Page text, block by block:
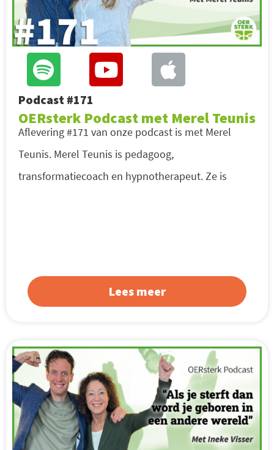
Podcast #171
OERsterk Podcast met Merel Teunis
Aflevering #171 van onze podcast is met Merel
Teunis. Merel Teunis is pedagoog,
transformatiecoach en hypnotherapeut. Ze is
Lees meer